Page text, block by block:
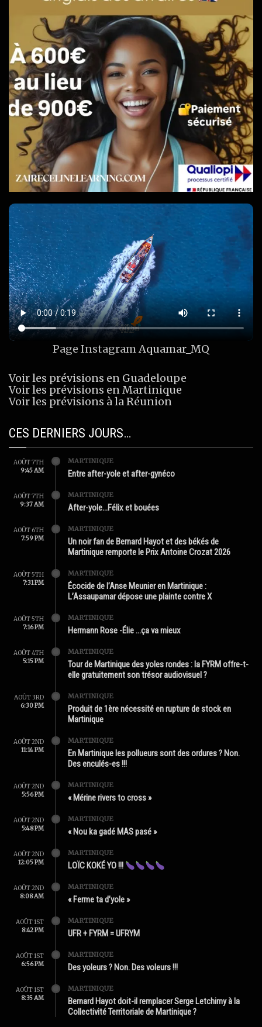
Page InstagramAquamar_MQ
Voir les prévisions en Guadeloupe
Voir les prévisions en Martinique
Voir les prévisions à la Réunion
CES DERNIERS JOURS…
AOÛT 7TH
9:45 AM
MARTINIQUE
Entre after-yole et after-gynéco
AOÛT 7TH
9:37 AM
MARTINIQUE
After-yole…Félix et bouées
AOÛT 6TH
7:59 PM
MARTINIQUE
Un noir fan de Bernard Hayot et des békés de
Martinique remporte le Prix Antoine Crozat 2026
AOÛT 5TH
7:31 PM
MARTINIQUE
Écocide de l’Anse Meunier en Martinique :
L’Assaupamar dépose une plainte contre X
AOÛT 5TH
7:16 PM
MARTINIQUE
Hermann Rose -Élie …ça va mieux
AOÛT 4TH
5:15 PM
MARTINIQUE
Tour de Martinique des yoles rondes : la FYRM offre-t-
elle gratuitement son trésor audiovisuel ?
AOÛT 3RD
6:30 PM
MARTINIQUE
Produit de 1ère nécessité en rupture de stock en
Martinique
AOÛT 2ND
11:14 PM
MARTINIQUE
En Martinique les pollueurs sont des ordures ? Non.
Des enculés-es !!!
AOÛT 2ND
5:56 PM
MARTINIQUE
« Mérine rivers to cross »
AOÛT 2ND
5:48 PM
MARTINIQUE
« Nou ka gadé MAS pasé »
AOÛT 2ND
12:05 PM
MARTINIQUE
LOÏC KOKÉ YO !!!
AOÛT 2ND
8:08 AM
MARTINIQUE
« Ferme ta d’yole »
AOÛT 1ST
8:42 PM
MARTINIQUE
UFR + FYRM = UFRYM
AOÛT 1ST
6:56 PM
MARTINIQUE
Des yoleurs ? Non. Des voleurs !!!
AOÛT 1ST
8:35 AM
MARTINIQUE
Bernard Hayot doit-il remplacer Serge Letchimy à la
Collectivité Territoriale de Martinique ?